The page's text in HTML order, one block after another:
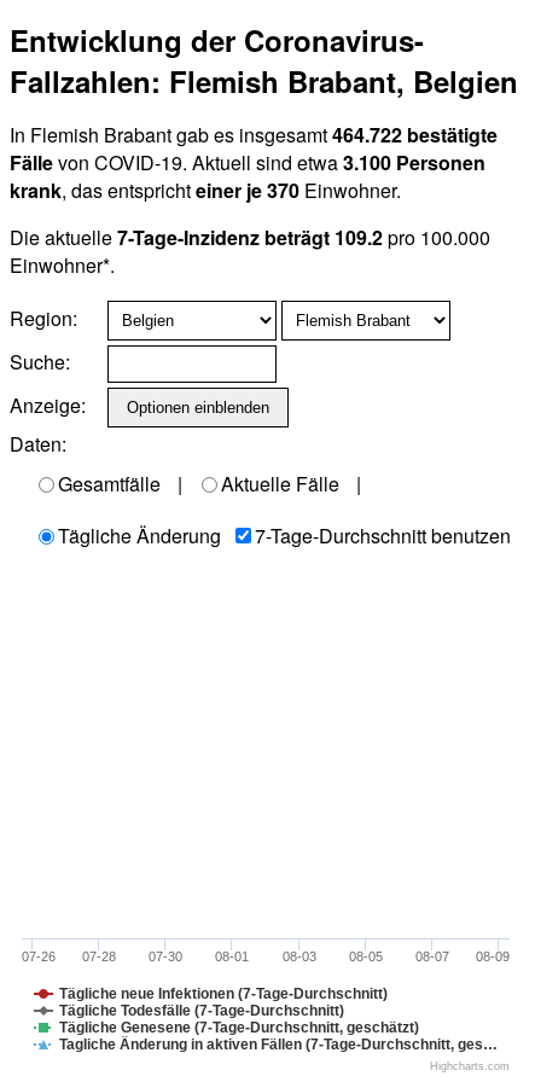
Entwicklung der Coronavirus-
Fallzahlen: Flemish Brabant, Belgien
In Flemish Brabant gab es insgesamt464.722 bestätigte
Fällevon COVID-19. Aktuell sind etwa3.100 Personen
krank, das entsprichteiner je 370 Einwohner.
Die aktuelle7-Tage-Inzidenz beträgt 109.2pro 100.000
Einwohner*.
Region:
Suche:
Anzeige:
Daten:
Gesamtfälle
| Aktuelle Fälle
|
Tägliche Änderung
7-Tage-Durchschnitt benutzen
Tägliche neue Infektionen (7-Tage-Durchschnitt)
Tägliche Todesfälle (7-Tage-Durchschnitt)
Tägliche Genesene (7-Tage-Durchschnitt, geschätzt)
Tagliche Änderung in aktiven Fällen (7-Tage-Durchschnitt, ges…
07-26 07-28 07-30 08-01 08-03 08-05 08-07 08-09
Highcharts.com